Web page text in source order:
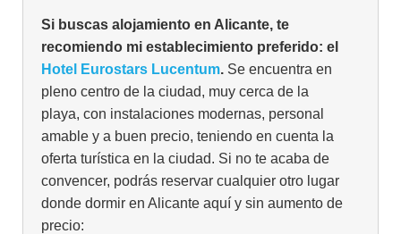
Si buscas alojamiento en Alicante, te
recomiendo mi establecimiento preferido: el
Hotel Eurostars Lucentum.Se encuentra en
pleno centro de la ciudad, muy cerca de la
playa, con instalaciones modernas, personal
amable y a buen precio, teniendo en cuenta la
oferta turística en la ciudad. Si no te acaba de
convencer, podrás reservar cualquier otro lugar
donde dormir en Alicante aquí y sin aumento de
precio: